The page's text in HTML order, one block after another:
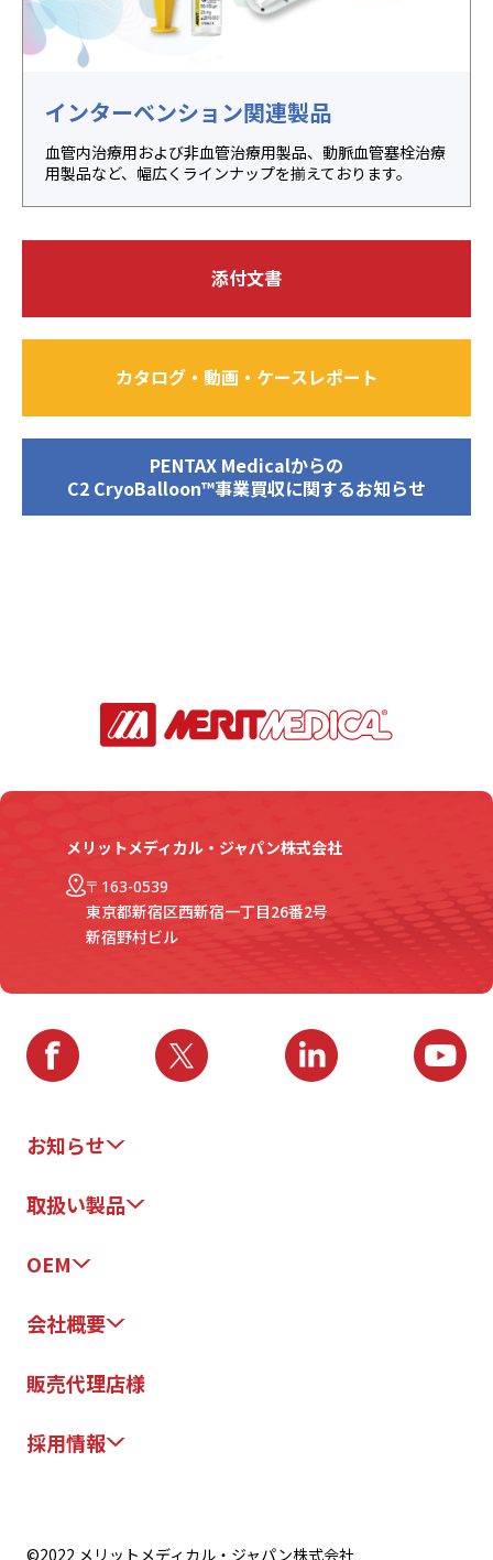
インターベンション関連製品
血管内治療用および非血管治療用製品、動脈血管塞栓治療
用製品など、幅広くラインナップを揃えております。
添付文書
カタログ・動画・ケースレポート
PENTAX Medicalからの
C2 CryoBalloon™事業買収に関するお知らせ
メリットメディカル・ジャパン株式会社
〒163-0539
東京都新宿区西新宿一丁目26番2号
新宿野村ビル
お知らせ
取扱い製品
OEM
会社概要
販売代理店様
採用情報
©2022 メリットメディカル・ジャパン株式会社